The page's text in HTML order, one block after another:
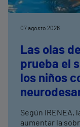
07 agosto 2026
Las olas
prueba el
los niños
Según IRENEA,
aumentar la